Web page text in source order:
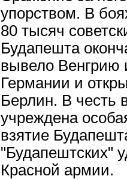
упорством. В
80 тысяч
Будапешта
вывело Венгрию
Германии и
Берлин. В честь
учреждена
взятие
"Будапештских"
Красной армии.